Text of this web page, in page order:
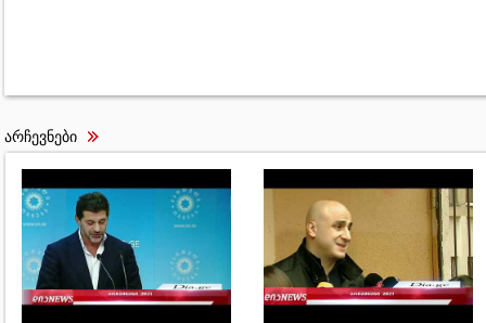
არჩევნები